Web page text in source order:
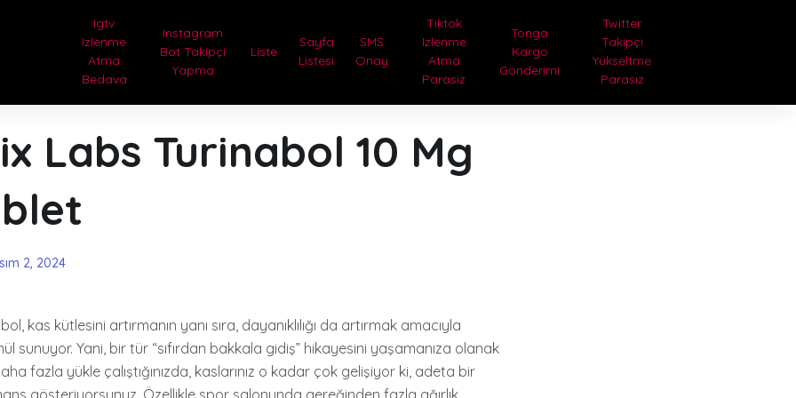
Igtv
Izlenme
Atma
Bedava
Instagram
Bot Takipçi
Yapma
Liste
Sayfa
Listesi
SMS
Onay
Tiktok
Izlenme
Atma
Parasız
Tonga
Kargo
Gönderimi
Twitter
Takipçi
Yükseltme
Parasız
Labs Turinabol 10 Mg
2, 2024
kas kütlesini artırmanın yanı sıra, dayanıklılığı da artırmak amacıyla
sunuyor. Yani, bir tür “sıfırdan bakkala gidiş” hikayesini yaşamanıza olanak
fazla yükle çalıştığınızda, kaslarınız o kadar çok gelişiyor ki, adeta bir
gösteriyorsunuz. Özellikle spor salonunda gereğinden fazla ağırlık